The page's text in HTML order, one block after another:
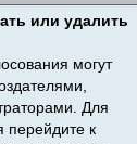
или удалить
могут
Для
перейдите к